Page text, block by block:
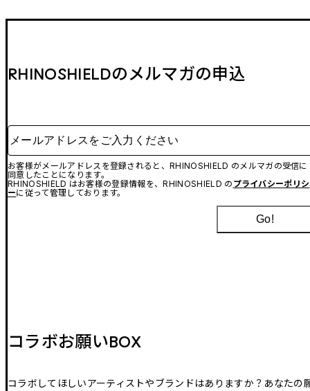
RHINOSHIELDのメルマガの申込
メールアドレスをご入力ください
お客様がメールアドレスを登録されると、RHINOSHIELD のメルマガの受信に
同意したことになります。
RHINOSHIELD はお客様の登録情報を、RHINOSHIELD の プライバシーポリシ
ーに従って管理しております。
Go!
コラボお願いBOX
コラボしてほしいアーティストやブランドはありますか？あなたの